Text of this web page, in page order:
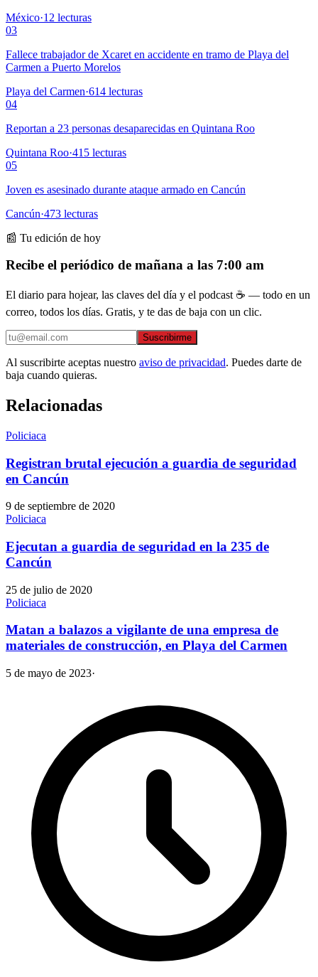
México·12 lecturas
03
Fallece trabajador de Xcaret en accidente en tramo de Playa del
Carmen a Puerto Morelos
Playa del Carmen·614 lecturas
04
Reportan a 23 personas desaparecidas en Quintana Roo
Quintana Roo·415 lecturas
05
Joven es asesinado durante ataque armado en Cancún
Cancún·473 lecturas
📰 Tu edición de hoy
Recibe el periódico de mañana a las 7:00 am
El diario para hojear, las claves del día y el podcast ☕ — todo en un
correo, todos los días. Gratis, y te das de baja con un clic.
Suscribirme
Al suscribirte aceptas nuestro aviso de privacidad. Puedes darte de
baja cuando quieras.
Relacionadas
Policiaca
Registran brutal ejecución a guardia de seguridad
en Cancún
9 de septiembre de 2020
Policiaca
Ejecutan a guardia de seguridad en la 235 de
Cancún
25 de julio de 2020
Policiaca
Matan a balazos a vigilante de una empresa de
materiales de construcción, en Playa del Carmen
5 de mayo de 2023·